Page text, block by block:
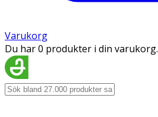
Varukorg
Du har 0 produkter i din varukorg.